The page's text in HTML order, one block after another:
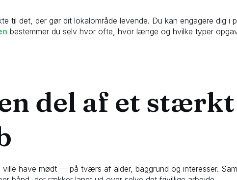
til det, der gør dit lokalområde levende. Du kan engagere dig i
bestemmer du selv hvor ofte, hvor længe og hvilke typer
del af et stærkt
ville have mødt — på tværs af alder, baggrund og interesser.